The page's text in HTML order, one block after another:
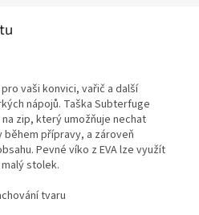
vaši konvici, vařič a další
nápojů. Taška Subterfuge
zip, který umožňuje nechat
přípravy, a zároveň
Pevné víko z EVA lze využít
stolek.
tvaru